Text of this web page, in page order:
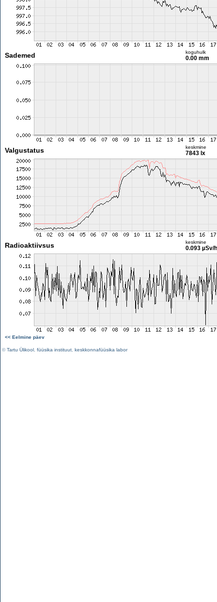
Sademed koguhulk
0.00 mm
Valgustatus keskmine
7843 lx
Radioaktiivsus keskmine
0.093 µSv/h
<< Eelmine päev
©Tartu Ülikool füüsika instituut keskkonnafüüsika labor